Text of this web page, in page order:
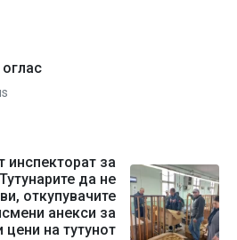
инспекторат за
да не
откупувачите
анекси за
цени на тутунот